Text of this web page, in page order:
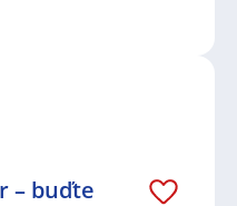
– buďte